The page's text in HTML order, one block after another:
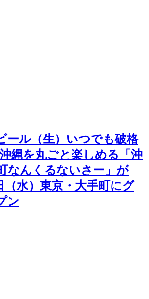
ール（生）いつでも破格
縄を丸ごと楽しめる「沖
なんくるないさー」が
（水）東京・大手町にグ
ン